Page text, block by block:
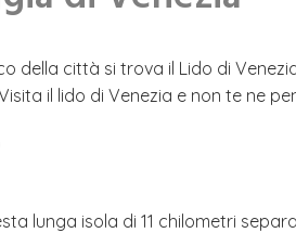
della città si trova il Lido di
il lido di Venezia e non te ne
lunga isola di 11 chilometri